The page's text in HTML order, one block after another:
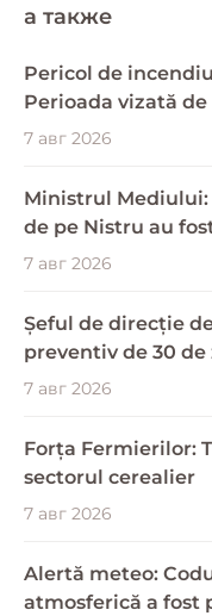
a также
Pericol de
Perioada vizată
7 авг 2026
Ministrul
de pe Nistru au
7 авг 2026
Șeful de direcție
preventiv de 30 de
7 авг 2026
Forța Fermierilor:
sectorul cerealier
7 авг 2026
Alertă meteo:
atmosferică a fost